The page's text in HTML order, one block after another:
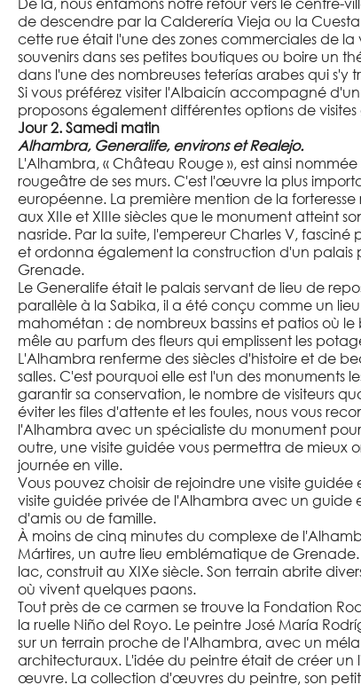
De là, nous entamons notre retour vers le centre-
de descendre par la Calderería Vieja ou la
cette rue était l'une des zones commerciales de la
souvenirs dans ses petites boutiques ou boire un
dans l'une des nombreuses teterías arabes qui s'y
Si vous préférez visiter l'Albaicín accompagné
proposons également différentes options de
Jour 2. Samedi matin
Alhambra, Generalife, environs et Realejo.
L'Alhambra, « Château Rouge », est ainsi
rougeâtre de ses murs. C'est l'œuvre la plus
européenne. La première mention de la forteresse
aux XIIe et XIIIe siècles que le monument atteint
nasride. Par la suite, l'empereur Charles V,
et ordonna également la construction d'un palais
Grenade.
Le Generalife était le palais servant de lieu de
parallèle à la Sabika, il a été conçu comme un
mahométan : de nombreux bassins et patios où le
mêle au parfum des fleurs qui emplissent les
L'Alhambra renferme des siècles d'histoire et de
salles. C'est pourquoi elle est l'un des monuments
garantir sa conservation, le nombre de visiteurs
éviter les files d'attente et les foules, nous vous
l'Alhambra avec un spécialiste du monument pour
outre, une visite guidée vous permettra de mieux
journée en ville.
Vous pouvez choisir de rejoindre une visite
visite guidée privée de l'Alhambra avec un guide
d'amis ou de famille.
À moins de cinq minutes du complexe de
Mártires, un autre lieu emblématique de
lac, construit au XIXe siècle. Son terrain abrite
où vivent quelques paons.
Tout près de ce carmen se trouve la Fondation
la ruelle Niño del Royo. Le peintre José María
sur un terrain proche de l'Alhambra, avec un
architecturaux. L'idée du peintre était de créer un
œuvre. La collection d'œuvres du peintre, son